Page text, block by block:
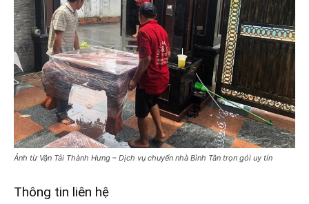
Ảnh từ Vận Tải Thành Hưng – Dịch vụ chuyển nhà Bình Tân trọn gói uy tín
Thông tin liên hệ